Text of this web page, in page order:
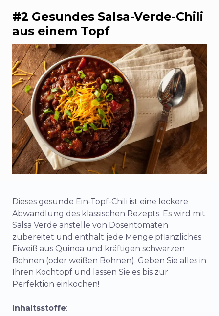
#2 Gesundes Salsa-Verde-Chili
aus einem Topf
Dieses gesunde Ein-Topf-Chili ist eine leckere
Abwandlung des klassischen Rezepts. Es wird mit
Salsa Verde anstelle von Dosentomaten
zubereitet und enthält jede Menge pflanzliches
Eiweiß aus Quinoa und kräftigen schwarzen
Bohnen (oder weißen Bohnen). Geben Sie alles in
Ihren Kochtopf und lassen Sie es bis zur
Perfektion einkochen!
Inhaltsstoffe: